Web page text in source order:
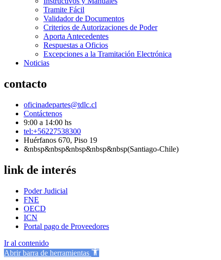
Tramite Fácil
Validador de Documentos
Criterios de Autorizaciones de Poder
Aporta Antecedentes
Respuestas a Oficios
Excepciones a la Tramitación Electrónica
Noticias
contacto
oficinadepartes@tdlc.cl
Contáctenos
9:00 a 14:00 hs
tel:+56227538300
Huérfanos 670, Piso 19
&nbsp&nbsp&nbsp&nbsp&nbsp(Santiago-Chile)
link de interés
Poder Judicial
FNE
OECD
ICN
Portal pago de Proveedores
Ir al contenido
Abrir barra de herramientas